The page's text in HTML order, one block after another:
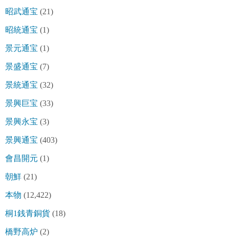
昭武通宝 (21)
昭統通宝 (1)
景元通宝 (1)
景盛通宝 (7)
景統通宝 (32)
景興巨宝 (33)
景興永宝 (3)
景興通宝 (403)
會昌開元 (1)
朝鮮 (21)
本物 (12,422)
桐1銭青銅貨 (18)
橋野高炉 (2)